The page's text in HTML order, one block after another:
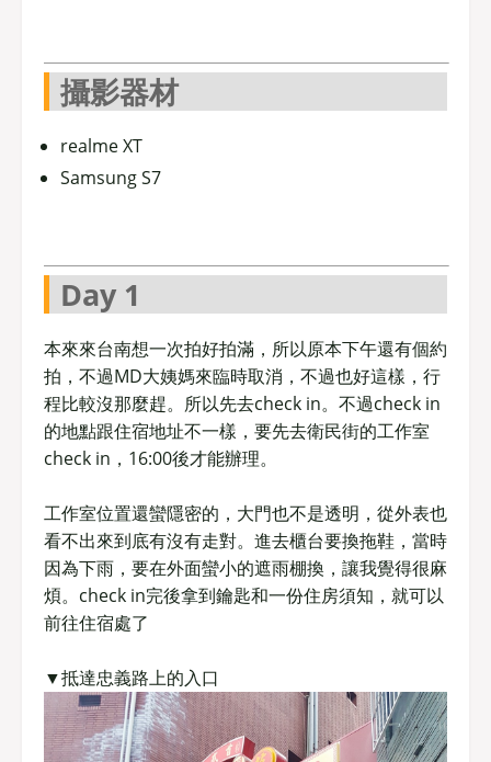
攝影器材
realme XT
Samsung S7
Day 1
本來來台南想一次拍好拍滿，所以原本下午還有個約
拍，不過MD大姨媽來臨時取消，不過也好這樣，行
程比較沒那麼趕。所以先去check in。不過check in
的地點跟住宿地址不一樣，要先去衛民街的工作室
check in，16:00後才能辦理。
工作室位置還蠻隱密的，大門也不是透明，從外表也
看不出來到底有沒有走對。進去櫃台要換拖鞋，當時
因為下雨，要在外面蠻小的遮雨棚換，讓我覺得很麻
煩。check in完後拿到鑰匙和一份住房須知，就可以
前往住宿處了
▼抵達忠義路上的入口